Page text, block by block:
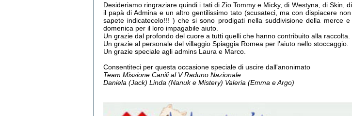
Desideriamo ringraziare quindi i tati di Zio Tommy e Micky, di Westyna, di Skin,
il papà di Admina e un altro gentilissimo tato (scusateci, ma con dispiacere
sapete indicatecelo!!! ) che si sono prodigati nella suddivisione della merce
domenica per il loro impagabile aiuto.
Un grazie dal profondo del cuore a tutti quelli che hanno contribuito alla raccolta.
Un grazie al personale del villaggio Spiaggia Romea per l'aiuto nello stoccaggio.
Un grazie speciale agli admins Laura e Marco.
Consentiteci per questa occasione speciale di uscire dall'anonimato
Team Missione Canili al V Raduno Nazionale
Daniela (Jack) Linda (Nanuk e Mistery) Valeria (Emma e Argo)